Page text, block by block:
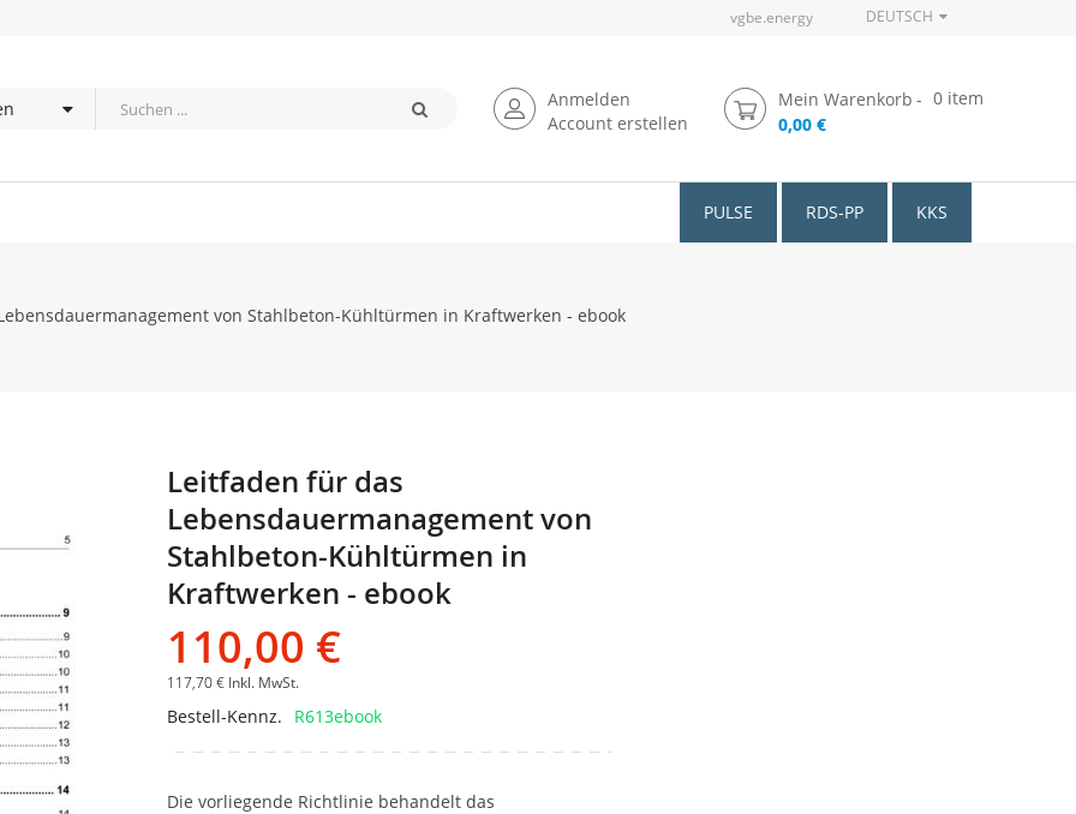
vgbe.energy DEUTSCH
Anmelden
Account erstellen
Mein Warenkorb 0 item
0,00 €
PULSE RDS-PP KKS
von Stahlbeton-Kühltürmen in Kraftwerken - ebook
Anfang
Bildgalerie
Leitfaden für das
Lebensdauermanagement von
Stahlbeton-Kühltürmen in
Kraftwerken - ebook
110,00 €
117,70 € Inkl. MwSt.
Bestell-Kennz. R613ebook
Die vorliegende Richtlinie behandelt das